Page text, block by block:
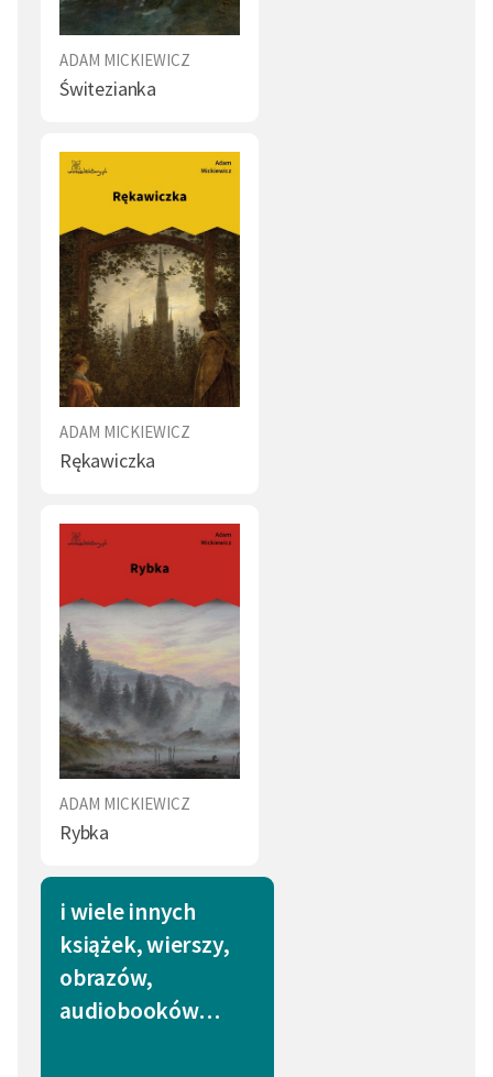
ADAM MICKIEWICZ
Świtezianka
ADAM MICKIEWICZ
Rękawiczka
ADAM MICKIEWICZ
Rybka
i wiele innych
książek, wierszy,
obrazów,
audiobooków…